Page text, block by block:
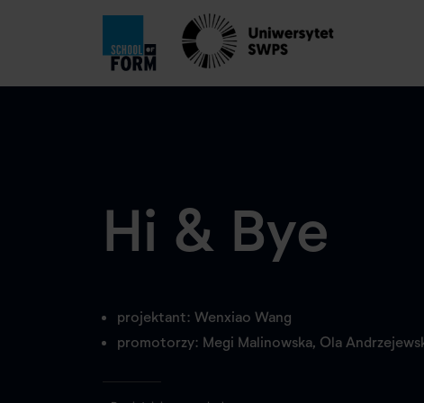
Hi & Bye
projektant: Wenxiao Wang
promotorzy: Megi Malinowska, Ola